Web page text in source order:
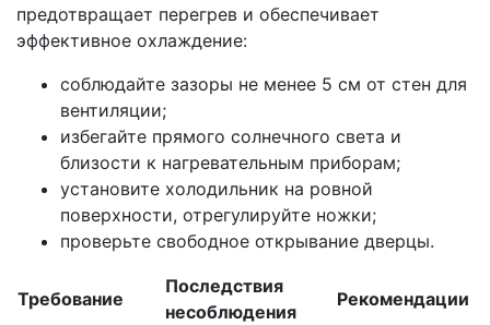
предотвращает перегрев и обеспечивает
эффективное охлаждение:
соблюдайте зазоры не менее 5 см от стен для
вентиляции;
избегайте прямого солнечного света и
близости к нагревательным приборам;
установите холодильник на ровной
поверхности, отрегулируйте ножки;
проверьте свободное открывание дверцы.
Требование
Последствия
несоблюдения
Рекомендации